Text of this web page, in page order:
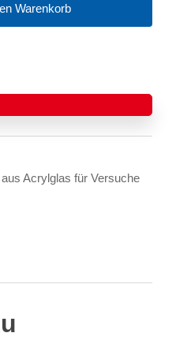
Warenkorb
Acrylglas für Versuche